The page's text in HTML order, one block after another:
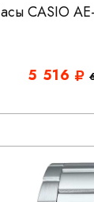
CASIO
5 516